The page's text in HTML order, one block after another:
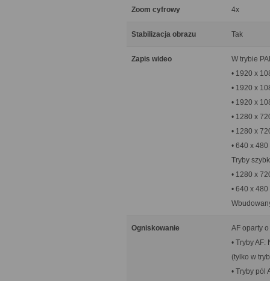
Zoom cyfrowy 4x
Stabilizacja obrazu Tak
Zapis wideo
W trybie
• 1920 x
• 1920 x
• 1920 x
• 1280 x
• 1280 x
• 640 x
Tryby
• 1280 x
• 640 x
Ogniskowanie
AF oparty
• Tryby AF:
(tylko w
• Tryby pól